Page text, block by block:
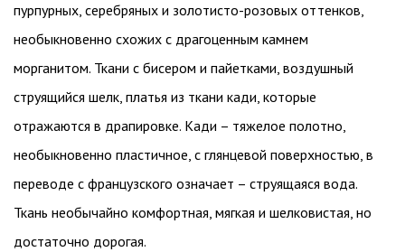
пурпурных, серебряных и золотисто-розовых оттенков,
необыкновенно схожих с драгоценным камнем
морганитом. Ткани с бисером и пайетками, воздушный
струящийся шелк, платья из ткани кади, которые
отражаются в драпировке. Кади – тяжелое полотно,
необыкновенно пластичное, с глянцевой поверхностью, в
переводе с французского означает – струящаяся вода.
Ткань необычайно комфортная, мягкая и шелковистая, но
достаточно дорогая.